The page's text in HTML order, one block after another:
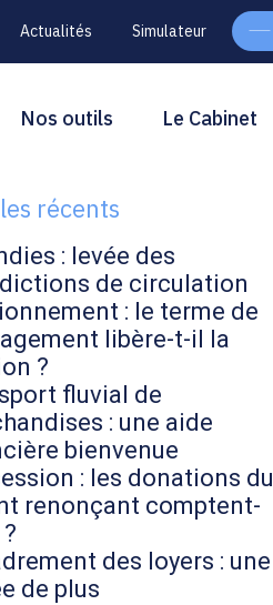
Actualités Simulateur
Nos outils Le Cabinet
récents
: levée des
de circulation
: le terme de
libère-t-il la
?
fluvial de
: une aide
bienvenue
: les donations du
renonçant comptent-
des loyers : une
de plus